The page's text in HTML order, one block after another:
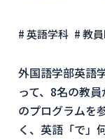
# 英語学科 # 教
外国語学部英語
って、8名の教
のプログラムを
く、英語「で」